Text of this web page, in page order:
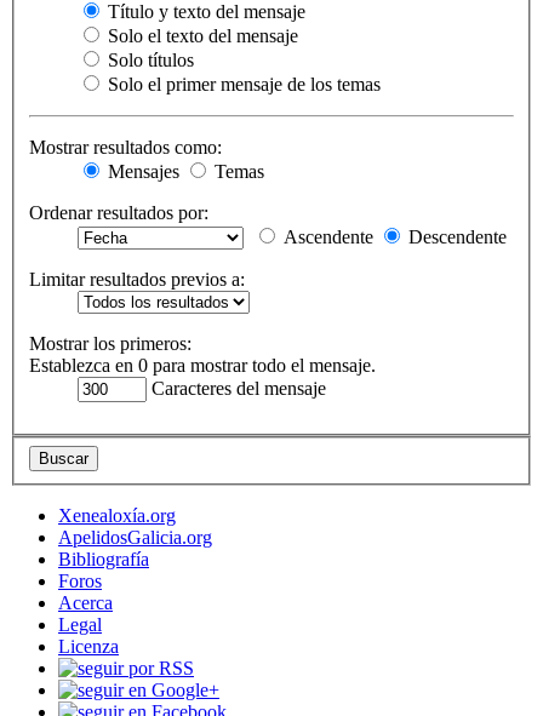
Título y texto del mensaje
Solo el texto del mensaje
Solo títulos
Solo el primer mensaje de los temas
Mostrar resultados como:
Mensajes
Temas
Ordenar resultados por:
Ascendente
Descendente
Limitar resultados previos a:
Mostrar los primeros:
Establezca en 0 para mostrar todo el mensaje.
Caracteres del mensaje
Xenealoxía.org
ApelidosGalicia.org
Bibliografía
Foros
Acerca
Legal
Licenza